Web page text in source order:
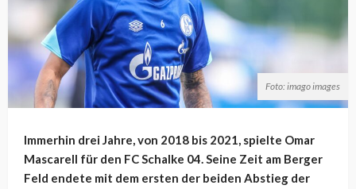
Foto: imago images
Immerhin drei Jahre, von 2018 bis 2021, spielte Omar
Mascarell für den FC Schalke 04. Seine Zeit am Berger
Feld endete mit dem ersten der beiden Abstieg der